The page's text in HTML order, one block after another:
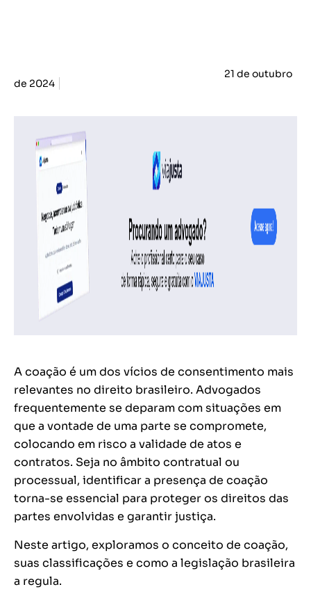
21 de outubro
de 2024
A coação é um dos vícios de consentimento mais
relevantes no direito brasileiro. Advogados
frequentemente se deparam com situações em
que a vontade de uma parte se compromete,
colocando em risco a validade de atos e
contratos. Seja no âmbito contratual ou
processual, identificar a presença de coação
torna-se essencial para proteger os direitos das
partes envolvidas e garantir justiça.
Neste artigo, exploramos o conceito de coação,
suas classificações e como a legislação brasileira
a regula.